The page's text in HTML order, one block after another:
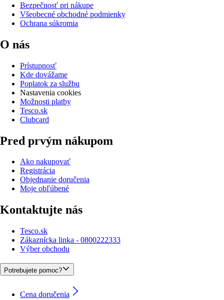
Bezpečnosť pri nákupe
Všeobecné obchodné podmienky
Ochrana súkromia
O nás
Prístupnosť
Kde dovážame
Poplatok za službu
Nastavenia cookies
Možnosti platby
Tesco.sk
Clubcard
Pred prvým nákupom
Ako nakupovať
Registrácia
Objednanie doručenia
Moje obľúbené
Kontaktujte nás
Tesco.sk
Zákaznícka linka - 0800222333
Výber obchodu
Potrebujete pomoc?
Cena doručenia